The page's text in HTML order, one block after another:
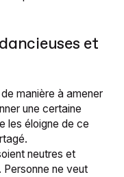
et
manière à amener
une certaine
les éloigne de ce
neutres et
Personne ne veut